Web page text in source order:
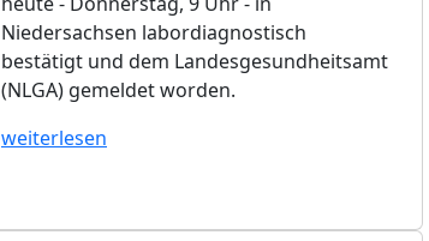
Niedersachsen labordiagnostisch
bestätigt und dem Landesgesundheitsamt
(NLGA) gemeldet worden.
weiterlesen